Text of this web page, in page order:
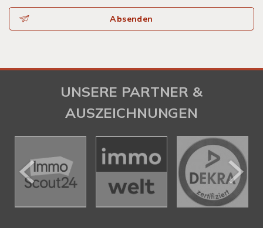
Absenden
UNSERE PARTNER &
AUSZEICHNUNGEN